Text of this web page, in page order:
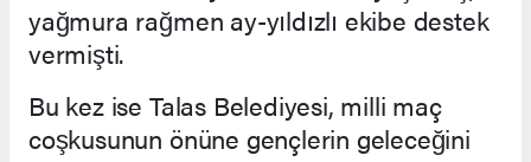
yağmura rağmen ay-yıldızlı ekibe destek
vermişti.
Bu kez ise Talas Belediyesi, milli maç
coşkusunun önüne gençlerin geleceğini